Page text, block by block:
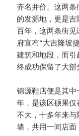
齐名并价。这两
的发源地，更是
百年，这两条街
府宣布“大吉隆坡
建筑和地段，而
终成功保留了大部
锦源鞋店便是其
年，是该区硕果
不大，十多年来
墙，共用一间店面